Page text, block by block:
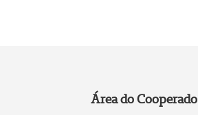
Área do Cooperado